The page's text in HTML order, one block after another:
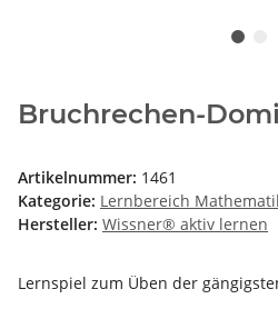
Bruchrechen-
Artikelnummer: 1461
Kategorie: Lernbereich
Hersteller: Wissner® aktiv lernen
Lernspiel zum Üben der